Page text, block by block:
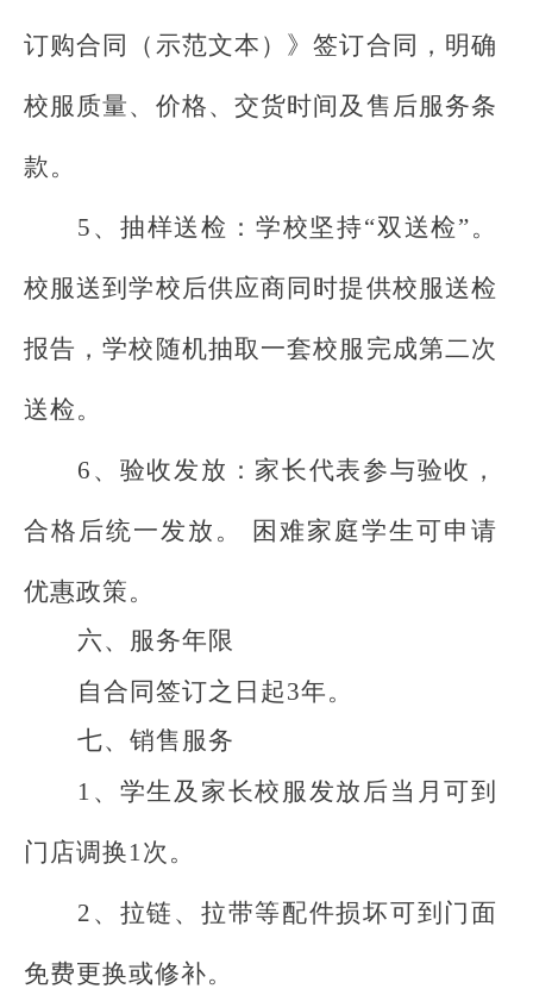
订购合同（示范文本）》签订合同，明确
校服质量、价格、交货时间及售后服务条
款。
5、抽样送检： 学校坚持“双送检”。
校服送到学校后供应商同时提供校服送检
报告，学校随机抽取一套校服完成第二次
送检。
6、验收发放：家长代表参与验收，
合格后统一发放。 困难家庭学生可申请
优惠政策。
六、 服务年限
自合同签订之日起3年。
七、销售服务
1、学生及家长校服发放后当月可到
门店调换1次。
2、拉链、拉带等配件损坏可到门面
免费更换或修补。